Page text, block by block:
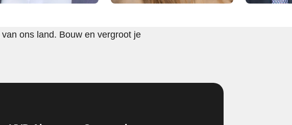
ons land. Bouw en vergroot je